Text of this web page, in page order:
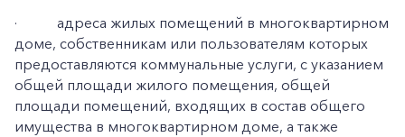
·
адреса жилых помещений в многоквартирном
доме, собственникам или пользователям которых
предоставляются коммунальные услуги, с указанием
общей площади жилого помещения, общей
площади помещений, входящих в состав общего
имущества в многоквартирном доме, а также